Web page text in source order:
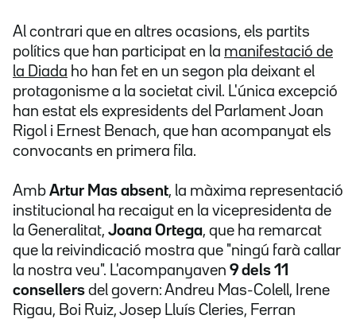
Al contrari que en altres ocasions, els partits
polítics que han participat en la manifestació de
la Diada ho han fet en un segon pla deixant el
protagonisme a la societat civil. L'única excepció
han estat els expresidents del Parlament Joan
Rigol i Ernest Benach, que han acompanyat els
convocants en primera fila.
Amb Artur Mas absent, la màxima representació
institucional ha recaigut en la vicepresidenta de
la Generalitat, Joana Ortega, que ha remarcat
que la reivindicació mostra que "ningú farà callar
la nostra veu". L'acompanyaven 9 dels 11
consellers del govern: Andreu Mas-Colell, Irene
Rigau, Boi Ruiz, Josep Lluís Cleries, Ferran